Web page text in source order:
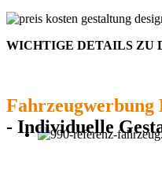
WICHTIGE DETAILS ZU
Fahrzeugwerbung
- Individuelle